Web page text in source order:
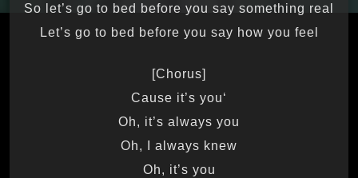
So let’s go to bed before you say something real
Let’s go to bed before you say how you feel
[Chorus]
‘Cause it’s you
Oh, it’s always you
Oh, I always knew
Oh, it’s you